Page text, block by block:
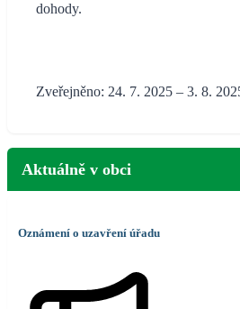
dohody.
Zveřejněno: 24. 7. 2025 – 3. 8.
Aktuálně v obci
Oznámení o uzavření úřadu